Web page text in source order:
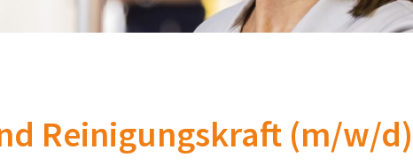
Reinigungskraft (m/w/d)